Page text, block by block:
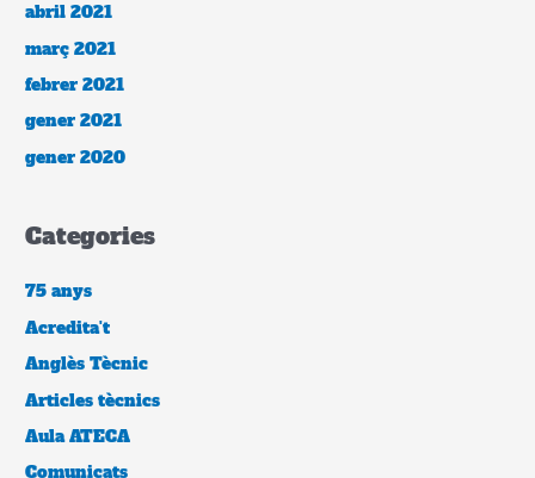
abril 2021
març 2021
febrer 2021
gener 2021
gener 2020
Categories
75 anys
Acredita't
Anglès Tècnic
Articles tècnics
Aula ATECA
Comunicats